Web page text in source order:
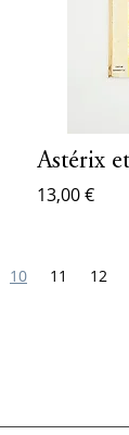
Astérix
13,00 €
10 11 12